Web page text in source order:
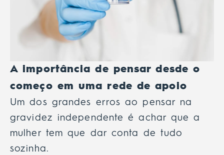
A importância de pensar desde o
começo em uma rede de apoio
Um dos grandes erros ao pensar na
gravidez independente é achar que a
mulher tem que dar conta de tudo
sozinha.